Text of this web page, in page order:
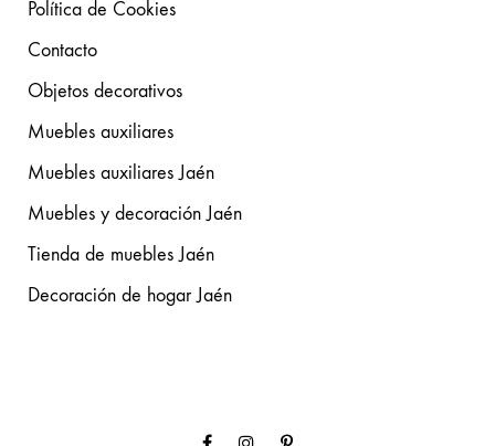
Política de Cookies
Contacto
Objetos decorativos
Muebles auxiliares
Muebles auxiliares Jaén
Muebles y decoración Jaén
Tienda de muebles Jaén
Decoración de hogar Jaén
FacebookInstagramPinterest